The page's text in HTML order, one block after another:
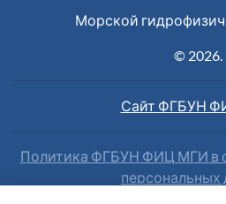
Морской
© 2026.
Сайт ФГБУН
Политика ФГБУН ФИЦ МГИ в
персональных